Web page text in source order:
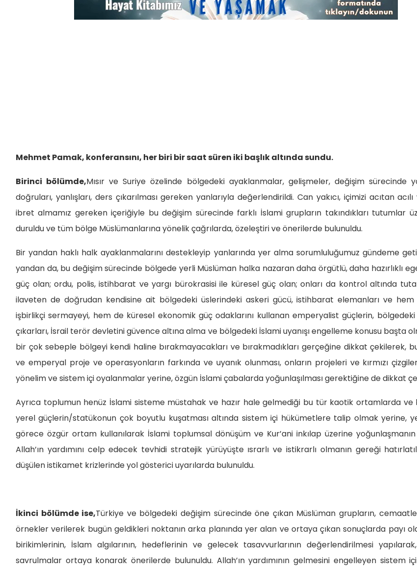
Mehmet Pamak, konferansını, her biri bir saat süren iki başlık altında sundu.
Birinci bölümde,Mısır ve Suriye özelinde bölgedeki ayaklanmalar, gelişmeler, değişim sürecinde
doğruları, yanlışları, ders çıkarılması gereken yanlarıyla değerlendirildi. Can yakıcı, içimizi acıtan
ibret almamız gereken içeriğiyle bu değişim sürecinde farklı İslami grupların takındıkları tutumlar
duruldu ve tüm bölge Müslümanlarına yönelik çağrılarda, özeleştiri ve önerilerde bulunuldu.
Bir yandan haklı halk ayaklanmalarını destekleyip yanlarında yer alma sorumluluğumuz gündeme
yandan da, bu değişim sürecinde bölgede yerli Müslüman halka nazaran daha örgütlü, daha hazırlıklı
güç olan; ordu, polis, istihbarat ve yargı bürokrasisi ile küresel güç olan; onları da kontrol altında
ilaveten de doğrudan kendisine ait bölgedeki üslerindeki askeri gücü, istihbarat elemanları ve hem
işbirlikçi sermayeyi, hem de küresel ekonomik güç odaklarını kullanan emperyalist güçlerin,
çıkarları, İsrail terör devletini güvence altına alma ve bölgedeki İslami uyanışı engelleme konusu başta
bir çok sebeple bölgeyi kendi haline bırakmayacakları ve bırakmadıkları gerçeğine dikkat çekilerek,
ve emperyal proje ve operasyonların farkında ve uyanık olunması, onların projeleri ve kırmızı
yönelim ve sistem içi oyalanmalar yerine, özgün İslami çabalarda yoğunlaşılması gerektiğine de dikkat
Ayrıca toplumun henüz İslami sisteme müstahak ve hazır hale gelmediği bu tür kaotik ortamlarda ve
yerel güçlerin/statükonun çok boyutlu kuşatması altında sistem içi hükümetlere talip olmak yerine,
görece özgür ortam kullanılarak İslami toplumsal dönüşüm ve Kur’ani inkılap üzerine
Allah’ın yardımını celp edecek tevhidi stratejik yürüyüşte ısrarlı ve istikrarlı olmanın gereği
düşülen istikamet krizlerinde yol gösterici uyarılarda bulunuldu.
İkinci bölümde ise,Türkiye ve bölgedeki değişim sürecinde öne çıkan Müslüman grupların,
örnekler verilerek bugün geldikleri noktanın arka planında yer alan ve ortaya çıkan sonuçlarda payı
birikimlerinin, İslam algılarının, hedeflerinin ve gelecek tasavvurlarının değerlendirilmesi
savrulmalar ortaya konarak önerilerde bulunuldu. Allah’ın yardımının gelmesini engelleyen sistem